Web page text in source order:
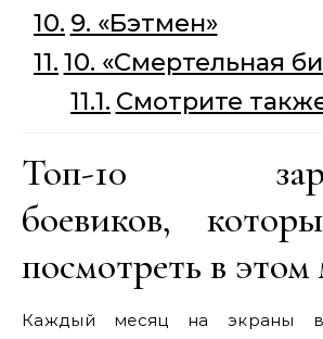
9. «Бэтмен»
10. «Смертельная
Смотрите
Топ-10
боевиков,
посмотреть в этом
Каждый месяц на экраны